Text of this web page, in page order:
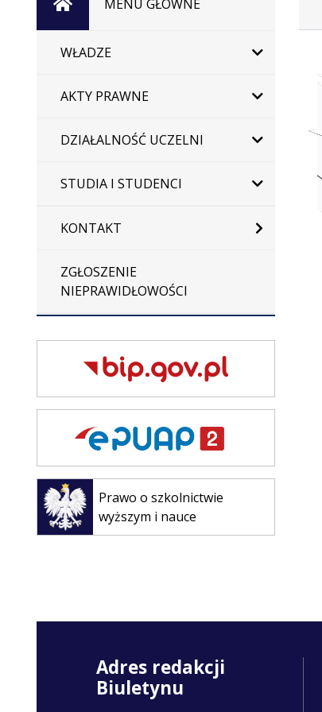
MENU GŁÓWNE
WŁADZE
AKTY PRAWNE
DZIAŁALNOŚĆ UCZELNI
STUDIA I STUDENCI
KONTAKT
ZGŁOSZENIE
NIEPRAWIDŁOWOŚCI
Prawo o szkolnictwie
wyższym i nauce
Otwiera
się w
nowej
karcie
Adres redakcji
Biuletynu